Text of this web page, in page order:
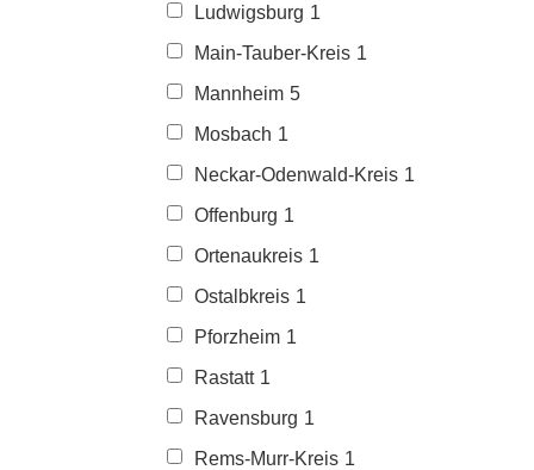
Ludwigsburg 1
Main-Tauber-Kreis 1
Mannheim 5
Mosbach 1
Neckar-Odenwald-Kreis 1
Offenburg 1
Ortenaukreis 1
Ostalbkreis 1
Pforzheim 1
Rastatt 1
Ravensburg 1
Rems-Murr-Kreis 1